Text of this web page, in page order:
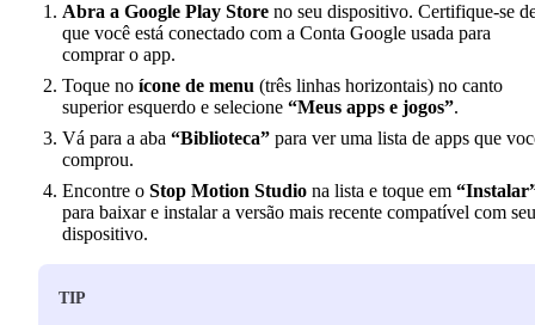
Abra a Google Play Store no seu dispositivo. Certifique-se
que você está conectado com a Conta Google usada para
comprar o app.
Toque no ícone de menu (três linhas horizontais) no canto
superior esquerdo e selecione “Meus apps e jogos”.
Vá para a aba “Biblioteca” para ver uma lista de apps que
comprou.
Encontre o Stop Motion Studio na lista e toque em
para baixar e instalar a versão mais recente compatível com seu
dispositivo.
TIP